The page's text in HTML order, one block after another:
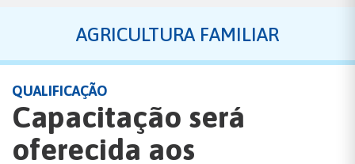
AGRICULTURA FAMILIAR
QUALIFICAÇÃO
Capacitação será
oferecida aos